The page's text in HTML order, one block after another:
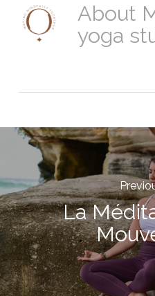
About
yoga
La